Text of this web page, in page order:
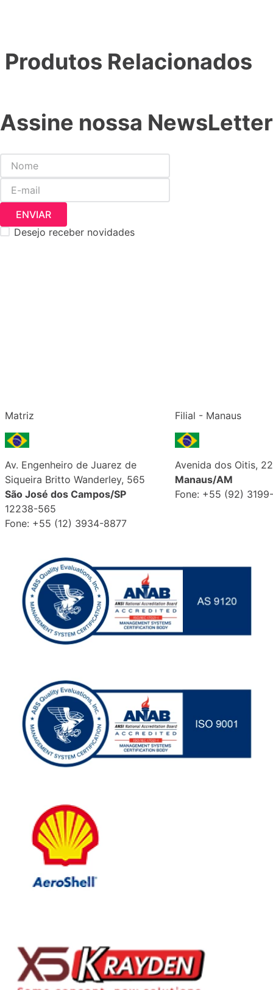
Produtos Relacionados
Assine nossa NewsLetter
ENVIAR
Desejo receber novidades
Matriz
Av. Engenheiro de Juarez de
Siqueira Britto Wanderley, 565
São José dos Campos/SP
12238-565
Fone: +55 (12) 3934-8877
Filial - Manaus
Avenida dos Oitis,
Manaus/AM
Fone: +55 (92)